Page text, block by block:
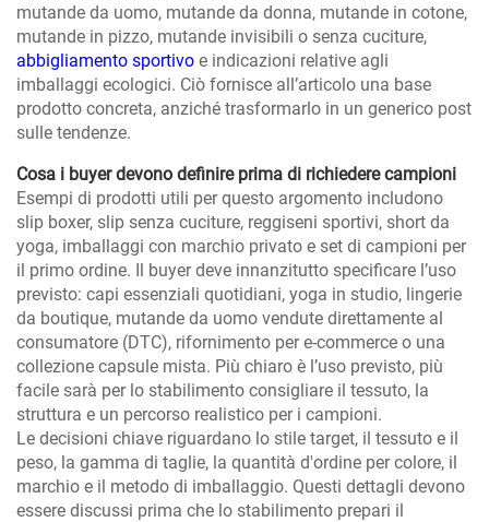
mutande da uomo, mutande da donna, mutande in cotone,
mutande in pizzo, mutande invisibili o senza cuciture,
abbigliamento sportivo e indicazioni relative agli
imballaggi ecologici. Ciò fornisce all’articolo una base
prodotto concreta, anziché trasformarlo in un generico post
sulle tendenze.
Cosa i buyer devono definire prima di richiedere campioni
Esempi di prodotti utili per questo argomento includono
slip boxer, slip senza cuciture, reggiseni sportivi, short da
yoga, imballaggi con marchio privato e set di campioni per
il primo ordine. Il buyer deve innanzitutto specificare l’uso
previsto: capi essenziali quotidiani, yoga in studio, lingerie
da boutique, mutande da uomo vendute direttamente al
consumatore (DTC), rifornimento per e-commerce o una
collezione capsule mista. Più chiaro è l’uso previsto, più
facile sarà per lo stabilimento consigliare il tessuto, la
struttura e un percorso realistico per i campioni.
Le decisioni chiave riguardano lo stile target, il tessuto e il
peso, la gamma di taglie, la quantità d'ordine per colore, il
marchio e il metodo di imballaggio. Questi dettagli devono
essere discussi prima che lo stabilimento prepari il